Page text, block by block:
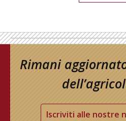
Rimani
Iscriviti alle nostre